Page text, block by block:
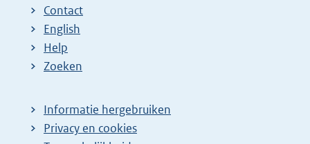
Contact
English
Help
Zoeken
Informatie hergebruiken
Privacy en cookies